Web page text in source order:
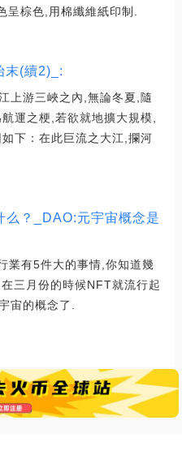
呈棕色,用棉纖維紙印制.
末(續2)_:
上游三峽之內,無論冬夏,隨
運之梗,若欲就地擴大規模,
下：在此巨流之大江,攔河
么？_DAO:元宇宙概念是
業有5件大的事情,你知道幾
三月份的時候NFT就流行起
宙的概念了.